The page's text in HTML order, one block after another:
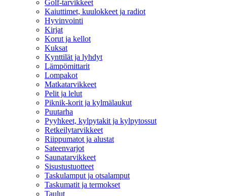
Golf-tarvikkeet
Kaiuttimet, kuulokkeet ja radiot
Hyvinvointi
Kirjat
Korut ja kellot
Kuksat
Kynttilät ja lyhdyt
Lämpömittarit
Lompakot
Matkatarvikkeet
Pelit ja lelut
Piknik-korit ja kylmälaukut
Puutarha
Pyyhkeet, kylpytakit ja kylpytossut
Retkeilytarvikkeet
Riippumatot ja alustat
Sateenvarjot
Saunatarvikkeet
Sisustustuotteet
Taskulamput ja otsalamput
Taskumatit ja termokset
Taulut